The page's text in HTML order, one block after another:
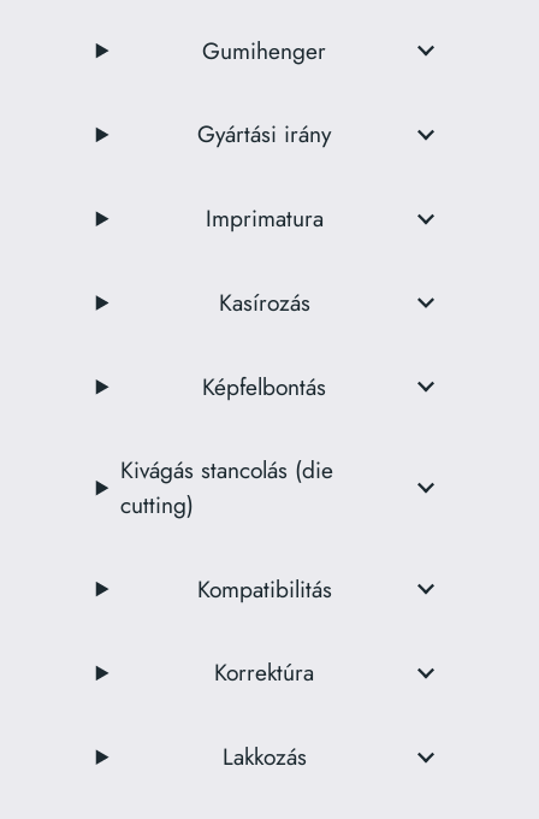
Gumihenger
Gyártási irány
Imprimatura
Kasírozás
Képfelbontás
Kivágás stancolás (die
cutting)
Kompatibilitás
Korrektúra
Lakkozás